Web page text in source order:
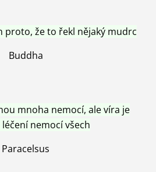
proto, že to řekl nějaký mudrc
Buddha
mnoha nemocí, ale víra je
nemocí všech
Paracelsus